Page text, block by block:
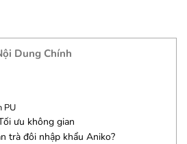
Dung Chính
PU
ưu không gian
trà đôi nhập khẩu Aniko?